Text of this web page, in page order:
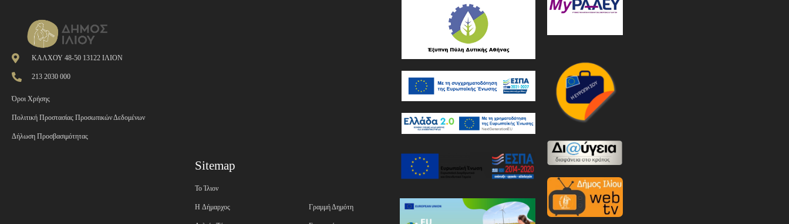
ΚΑΛΧΟΥ 48-50 13122 ΙΛΙΟΝ
213 2030 000
Όροι Χρήσης
Πολιτική Προστασίας Προσωπικών Δεδομένων
Δήλωση Προσβασιμότητας
Sitemap
Το Ίλιον
H Δήμαρχος Γραμμή Δημότη